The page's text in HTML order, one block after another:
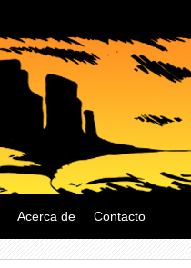
Acerca de Contacto